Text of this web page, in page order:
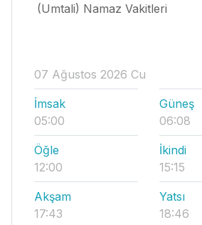
(Umtali) Namaz Vakitleri
07 Ağustos 2026 Cu
İmsak
05:00
Güneş
06:08
Öğle
12:00
İkindi
15:15
Akşam
17:43
Yatsı
18:46